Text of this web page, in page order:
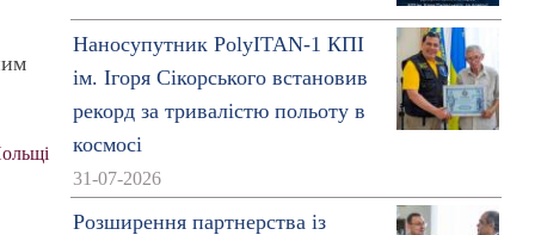
Наносупутник PolyITAN-1 КПІ
ім. Ігоря Сікорського встановив
рекорд за тривалістю польоту в
космосі
31-07-2026
Розширення партнерства із